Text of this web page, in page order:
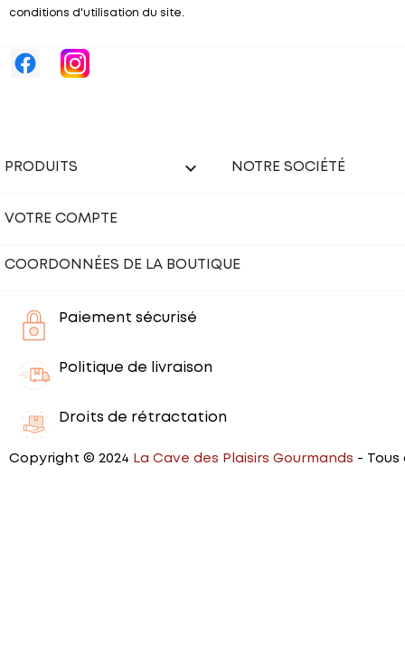
conditions d'utilisation du site.
PRODUITS  NOTRE SOCIÉTÉ
VOTRE COMPTE
COORDONNÉES DE LA BOUTIQUE
Paiement sécurisé
Politique de livraison
Droits de rétractation
Copyright © 2024 La Cave des Plaisirs Gourmands - Tous